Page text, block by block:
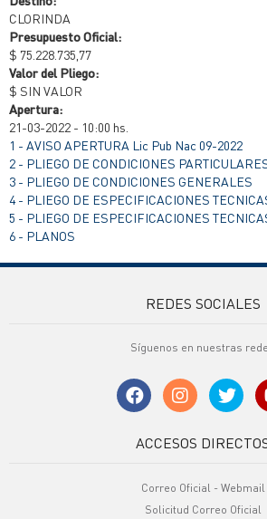
CLORINDA
Presupuesto Oficial:
$ 75.228.735,77
Valor del Pliego:
$ SIN VALOR
Apertura:
21-03-2022 - 10:00 hs.
1 - AVISO APERTURA Lic Pub Nac 09-2022
2 - PLIEGO DE CONDICIONES
3 - PLIEGO DE CONDICIONES GENERALES
4 - PLIEGO DE ESPECIFICACIONES
5 - PLIEGO DE ESPECIFICACIONES
6 - PLANOS
REDES SOCIALES
Síguenos en nuestras
ACCESOS
Correo Oficial - Webmail
Solicitud Correo Oficial